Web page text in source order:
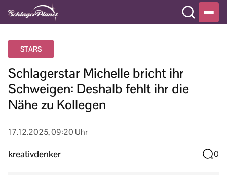
STARS
Schlagerstar Michelle bricht ihr
Schweigen: Deshalb fehlt ihr die
Nähe zu Kollegen
17.12.2025, 09:20 Uhr
kreativdenker 0